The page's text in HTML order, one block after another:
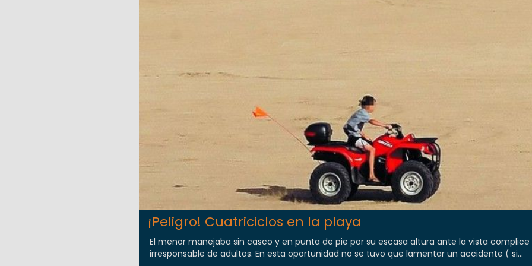
¡Peligro! Cuatriciclos en la playa
El menor manejaba sin casco y en punta de pie por su escasa altura ante la vista complice
irresponsable de adultos. En esta oportunidad no se tuvo que lamentar un accidente ( si...